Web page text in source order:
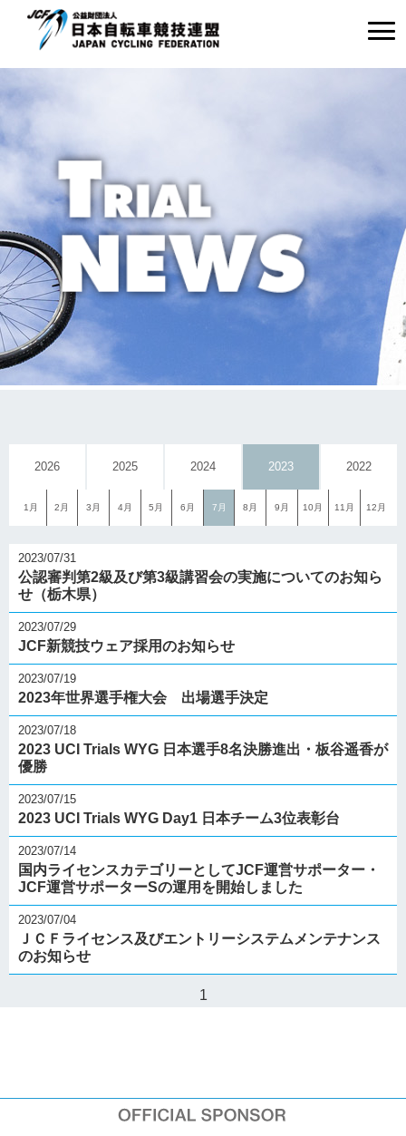
2026 2025 2024 2023 2022
1月 2月 3月 4月 5月 6月 7月 8月 9月 10月 11月 12月
2023/07/31
公認審判第2級及び第3級講習会の実施についてのお知ら
せ（栃木県）
2023/07/29
JCF新競技ウェア採用のお知らせ
2023/07/19
2023年世界選手権大会 出場選手決定
2023/07/18
2023 UCI Trials WYG 日本選手8名決勝進出・板谷遥香が
優勝
2023/07/15
2023 UCI Trials WYG Day1 日本チーム3位表彰台
2023/07/14
国内ライセンスカテゴリーとしてJCF運営サポーター・
JCF運営サポーターSの運用を開始しました
2023/07/04
ＪＣＦライセンス及びエントリーシステムメンテナンス
のお知らせ
1